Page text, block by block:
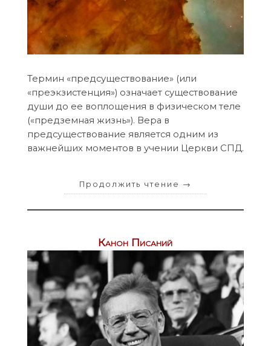
Термин «предсуществование» (или
«преэкзистенция») означает существование
души до ее воплощения в физическом теле
(«предземная жизнь»). Вера в
предсуществование является одним из
важнейших моментов в учении Церкви СПД.
Продолжить чтение →
Канон Писаний